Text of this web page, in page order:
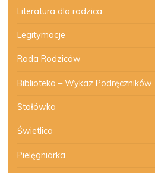
Literatura dla rodzica
Legitymacje
Rada Rodziców
Biblioteka – Wykaz Podręczników
Stołówka
Świetlica
Pielęgniarka